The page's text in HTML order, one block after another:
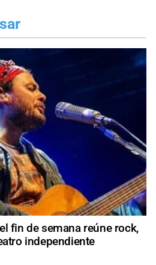
fin de semana reúne rock,
independiente